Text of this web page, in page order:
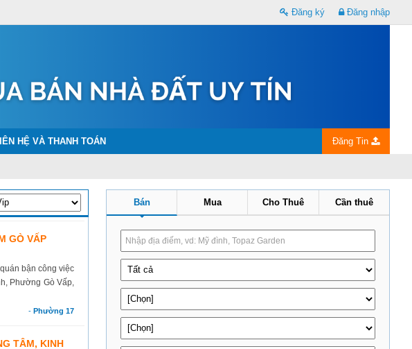
Đăng ký Đăng nhập
HỆ VÀ THANH TOÁN Đăng Tin
Bán Mua Cho Thuê Cần thuê
GÒ VẤP
bận công việc
Phường Gò Vấp,
- Phường 17
TÂM, KINH